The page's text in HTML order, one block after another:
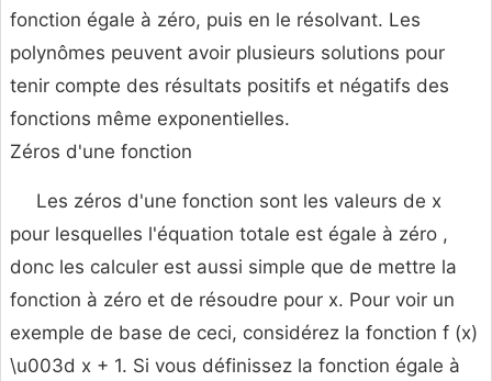
fonction égale à zéro, puis en le résolvant. Les
polynômes peuvent avoir plusieurs solutions pour
tenir compte des résultats positifs et négatifs des
fonctions même exponentielles.
Zéros d'une fonction
Les zéros d'une fonction sont les valeurs de x
pour lesquelles l'équation totale est égale à zéro ,
donc les calculer est aussi simple que de mettre la
fonction à zéro et de résoudre pour x. Pour voir un
exemple de base de ceci, considérez la fonction f (x)
\u003d x + 1. Si vous définissez la fonction égale à